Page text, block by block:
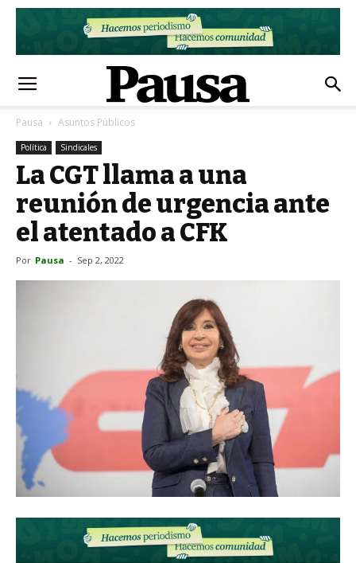
Pausa Asuntos Públicos
Política Sindicales
La CGT llama a una
reunión de urgencia ante
el atentado a CFK
Por Pausa - Sep 2, 2022